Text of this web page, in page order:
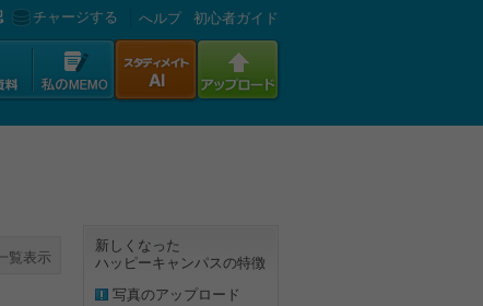
チャージする へルプ 初心者ガイド
覧表示
新しくなった
ハッピーキャンパスの特徴
写真のアップロード